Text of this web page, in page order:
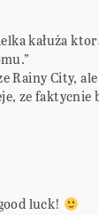
kałuża
Rainy City,
ze faktycnie
luck!